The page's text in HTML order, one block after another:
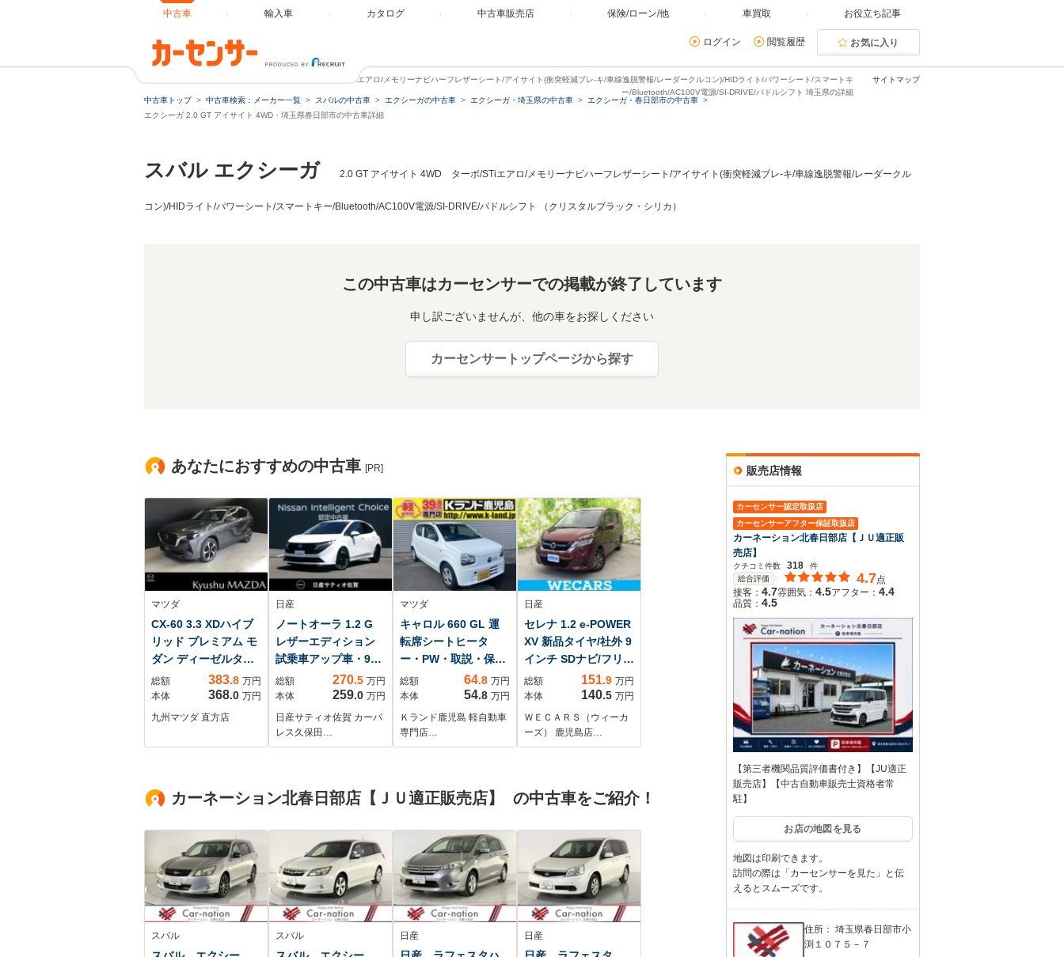
中古車 輸入車 カタログ 中古車販売店 保険/ローン/他 車買取 お役立ち記事
ログイン 閲覧履歴 お気に入り
サイトマップ
エクシーガ 2.0 GT アイサイト 4WD ターボ/STiエアロ/メモリーナビハーフレザーシート/アイサイト(衝突軽減ブレ-キ/車線逸脱警報/レーダークルコン)/HIDライト/パワーシート/スマートキ
ー/Bluetooth/AC100V電源/SI-DRIVE/パドルシフト 埼玉県の詳細
中古車トップ
中古車検索：メーカー一覧 スバルの中古車 エクシーガの中古車 エクシーガ・埼玉県の中古車
エクシーガ・春日部市の中古車
エクシーガ 2.0 GT アイサイト 4WD・埼玉県春日部市の中古車詳細
スバル エクシーガ 2.0 GT アイサイト 4WD ターボ/STiエアロ/メモリーナビハーフレザーシート/アイサイト(衝突軽減ブレ-キ/車線逸脱警報/レーダークル
コン)/HIDライト/パワーシート/スマートキー/Bluetooth/AC100V電源/SI-DRIVE/パドルシフト （クリスタルブラック・シリカ）
この中古車はカーセンサーでの掲載が終了しています
申し訳ございませんが、他の車をお探しください
カーセンサートップページから探す
あなたにおすすめの中古車 [PR]
マツダ
CX-60 3.3 XDハイブ
リッド プレミアム モ
ダン ディーゼルター
ボ 4WD ナビ ETC 前
後ドラレコ 本革シー
ト パノラマサンルー
ステム
総額 383.8 万円
本体
368.0 万円
九州マツダ 直方店
日産
ノートオーラ 1.2 G
レザーエディション
試乗車アップ車・9イ
ンチメーカーナビ・
全方位モニター・プ
ロパイロット・SOS
コール・スマートミ
ラー・ワイヤレス充
ETC・運転席パワー
ンドルヒーター
総額 270.5 万円
本体
259.0 万円
日産サティオ佐賀 カーパ
レス久保田…
マツダ
キャロル 660 GL 運
転席シートヒータ
ー・PW・取説・保証
書
総額 64.8 万円
本体
54.8 万円
Ｋランド鹿児島 軽自動車
専門店…
日産
セレナ 1.2 e-POWER
XV 新品タイヤ/社外 9
インチ SDナビ/フリッ
プダウンモニター 社
外 10.2インチ/エマー
ジェンシーブレーキ/
両側電動スライドド
ア/アラウンドビュー
総額 151.9 万円
本体
140.5 万円
ＷＥＣＡＲＳ（ウィーカ
ーズ） 鹿児島店…
カーネーション北春日部店【ＪＵ適正販売店】 の中古車をご紹介！
スバル スバル 日産 日産
販売店情報
カーセンサー認定取扱店
カーセンサーアフター保証取扱店
カーネーション北春日部店【ＪＵ適正販
売店】
クチコミ件数 318
件
総合評価
4.7点
接客： 4.7雰囲気： 4.5アフター： 4.4
品質： 4.5
【第三者機関品質評価書付き】【JU適正
販売店】【中古自動車販売士資格者常
駐】
お店の地図を見る
地図は印刷できます。
訪問の際は「カーセンサーを見た」と伝
えるとスムーズです。
住所： 埼玉県春日部市小
渕１０７５－７